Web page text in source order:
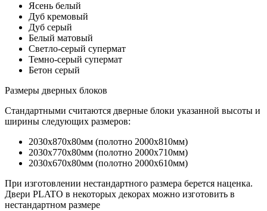
Ясень белый
Дуб кремовый
Дуб серый
Белый матовый
Светло-серый супермат
Темно-серый супермат
Бетон серый
Размеры дверных блоков
Стандартными считаются дверные блоки указанной высоты и
ширины следующих размеров:
2030х870х80мм (полотно 2000х810мм)
2030х770х80мм (полотно 2000х710мм)
2030х670х80мм (полотно 2000х610мм)
При изготовлении нестандартного размера берется наценка.
Двери PLATO в некоторых декорах можно изготовить в
нестандартном размере